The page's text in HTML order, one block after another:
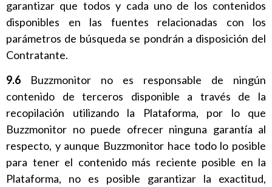
garantizar que todos y cada uno de los contenidos
disponibles en las fuentes relacionadas con los
parámetros de búsqueda se pondrán a disposición del
Contratante.
9.6 Buzzmonitor no es responsable de ningún
contenido de terceros disponible a través de la
recopilación utilizando la Plataforma, por lo que
Buzzmonitor no puede ofrecer ninguna garantía al
respecto, y aunque Buzzmonitor hace todo lo posible
para tener el contenido más reciente posible en la
Plataforma, no es posible garantizar la exactitud,